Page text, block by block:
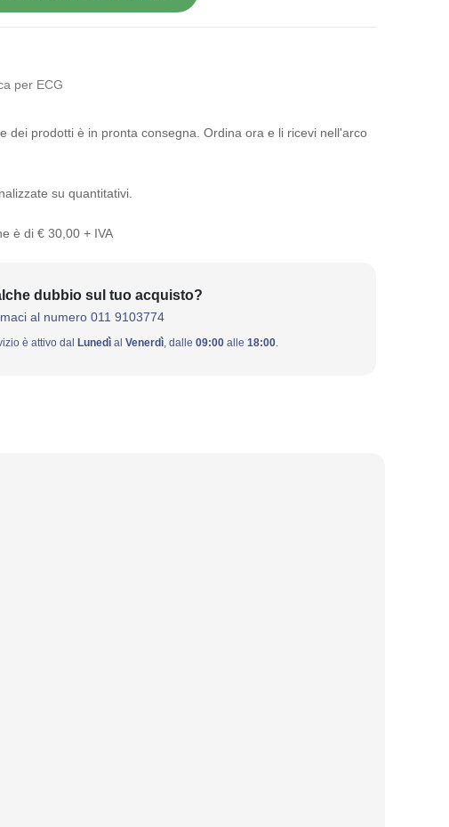
per ECG
dei prodotti è in pronta consegna. Ordina ora e li ricevi nell'arco
su quantitativi.
è di € 30,00 + IVA
dubbio sul tuo acquisto?
al numero 011 9103774
è attivo dal Lunedìal Venerdì, dalle 09:00alle 18:00.